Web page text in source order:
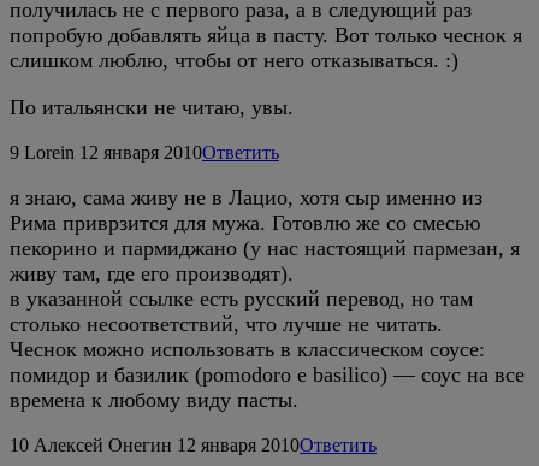
получилась не с первого раза, а в следующий раз
попробую добавлять яйца в пасту. Вот только чеснок я
слишком люблю, чтобы от него отказываться. :)
По итальянски не читаю, увы.
9 Lorein 12 января 2010Ответить
я знаю, сама живу не в Лацио, хотя сыр именно из
Рима приврзится для мужа. Готовлю же со смесью
пекорино и пармиджано (у нас настоящий пармезан, я
живу там, где его производят).
в указанной ссылке есть русский перевод, но там
столько несоответствий, что лучше не читать.
Чеснок можно использовать в классическом соусе:
помидор и базилик (pomodoro e basilico) — соус на все
времена к любому виду пасты.
10 Алексей Онегин 12 января 2010Ответить